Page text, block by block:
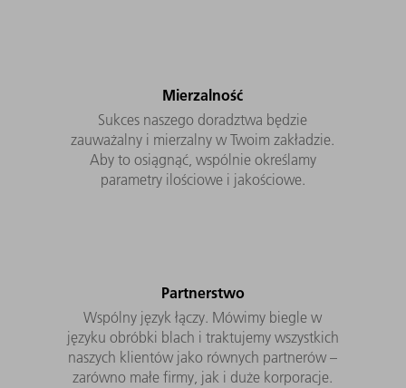
Mierzalność
Sukces naszego doradztwa będzie
zauważalny i mierzalny w Twoim zakładzie.
Aby to osiągnąć, wspólnie określamy
parametry ilościowe i jakościowe.
Partnerstwo
Wspólny język łączy. Mówimy biegle w
języku obróbki blach i traktujemy wszystkich
naszych klientów jako równych partnerów –
zarówno małe firmy, jak i duże korporacje.